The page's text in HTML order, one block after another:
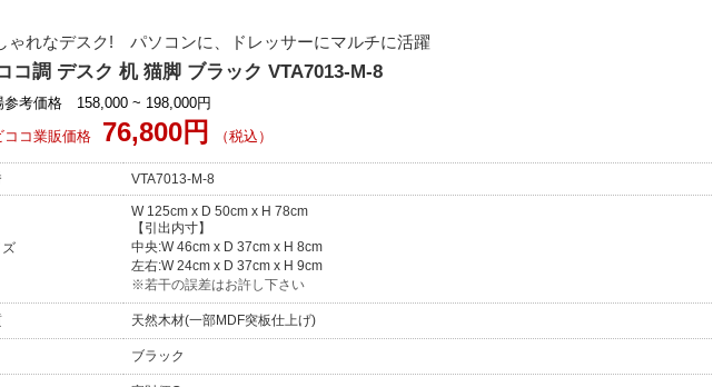
ゃれなデスク! パソコンに、ドレッサーにマルチに活躍
コ調 デスク 机 猫脚 ブラック VTA7013-M-8
参考価格 158,000 ~ 198,000円
ココ業販価格
76,800円 （税込）
VTA7013-M-8
W 125cm x D 50cm x H 78cm
【引出内寸】
中央:W 46cm x D 37cm x H 8cm
左右:W 24cm x D 37cm x H 9cm
※若干の誤差はお許し下さい
天然木材(一部MDF突板仕上げ)
ブラック